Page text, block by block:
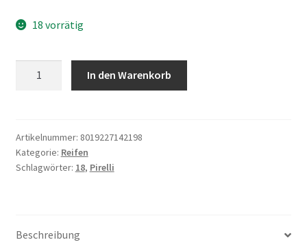
18 vorrätig
A/T
150/70
R
(Hinterreifen)
In den Warenkorb
Artikelnummer: 8019227142198
Kategorie: Reifen
Schlagwörter: 18, Pirelli
Beschreibung